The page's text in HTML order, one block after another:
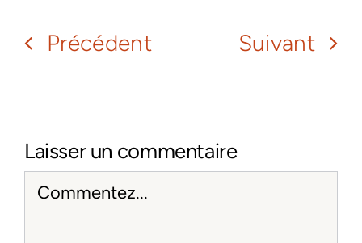
Précédent Suivant
Laisser un commentaire
Comment